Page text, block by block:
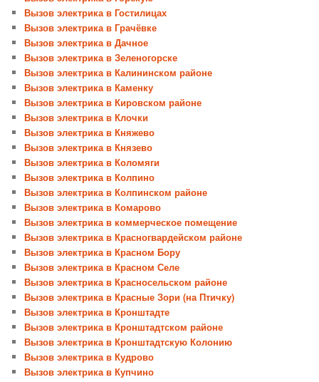
Вызов электрика в Гостилицах
Вызов электрика в Грачёвке
Вызов электрика в Дачное
Вызов электрика в Зеленогорске
Вызов электрика в Калининском районе
Вызов электрика в Каменку
Вызов электрика в Кировском районе
Вызов электрика в Клочки
Вызов электрика в Княжево
Вызов электрика в Князево
Вызов электрика в Коломяги
Вызов электрика в Колпино
Вызов электрика в Колпинском районе
Вызов электрика в Комарово
Вызов электрика в коммерческое помещение
Вызов электрика в Красногвардейском районе
Вызов электрика в Красном Бору
Вызов электрика в Красном Селе
Вызов электрика в Красносельском районе
Вызов электрика в Красные Зори (на Птичку)
Вызов электрика в Кронштадте
Вызов электрика в Кронштадтском районе
Вызов электрика в Кронштадтскую Колонию
Вызов электрика в Кудрово
Вызов электрика в Купчино